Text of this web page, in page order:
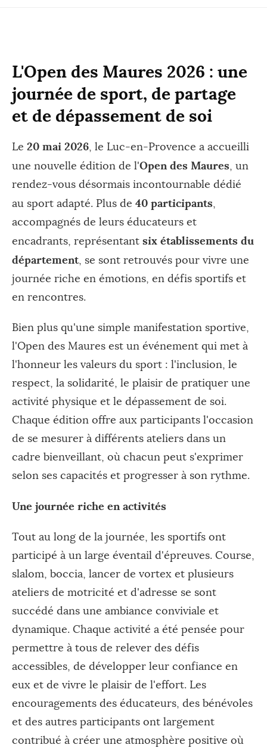
L'Open des Maures 2026 : une
journée de sport, de partage
et de dépassement de soi
Le 20 mai 2026, le Luc-en-Provence a accueilli
une nouvelle édition de l'Open des Maures, un
rendez-vous désormais incontournable dédié
au sport adapté. Plus de 40 participants,
accompagnés de leurs éducateurs et
encadrants, représentant six établissements du
département, se sont retrouvés pour vivre une
journée riche en émotions, en défis sportifs et
en rencontres.
Bien plus qu'une simple manifestation sportive,
l'Open des Maures est un événement qui met à
l'honneur les valeurs du sport : l'inclusion, le
respect, la solidarité, le plaisir de pratiquer une
activité physique et le dépassement de soi.
Chaque édition offre aux participants l'occasion
de se mesurer à différents ateliers dans un
cadre bienveillant, où chacun peut s'exprimer
selon ses capacités et progresser à son rythme.
Une journée riche en activités
Tout au long de la journée, les sportifs ont
participé à un large éventail d'épreuves. Course,
slalom, boccia, lancer de vortex et plusieurs
ateliers de motricité et d'adresse se sont
succédé dans une ambiance conviviale et
dynamique. Chaque activité a été pensée pour
permettre à tous de relever des défis
accessibles, de développer leur confiance en
eux et de vivre le plaisir de l'effort. Les
encouragements des éducateurs, des bénévoles
et des autres participants ont largement
contribué à créer une atmosphère positive où